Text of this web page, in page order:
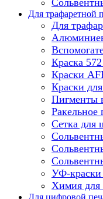
Для трафаретной
Для
Краска
Краски
Краски
Пигменты
Ракельное
Сетка для
УФ-краски
Химия для
Для цифровой